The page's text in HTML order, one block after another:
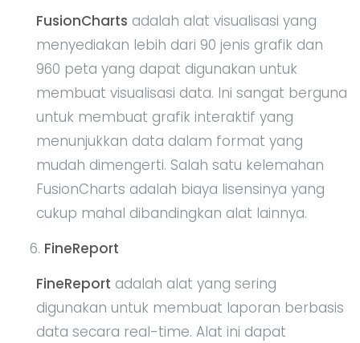
FusionCharts adalah alat visualisasi yang
menyediakan lebih dari 90 jenis grafik dan
960 peta yang dapat digunakan untuk
membuat visualisasi data. Ini sangat berguna
untuk membuat grafik interaktif yang
menunjukkan data dalam format yang
mudah dimengerti. Salah satu kelemahan
FusionCharts adalah biaya lisensinya yang
cukup mahal dibandingkan alat lainnya.
FineReport
FineReport adalah alat yang sering
digunakan untuk membuat laporan berbasis
data secara real-time. Alat ini dapat